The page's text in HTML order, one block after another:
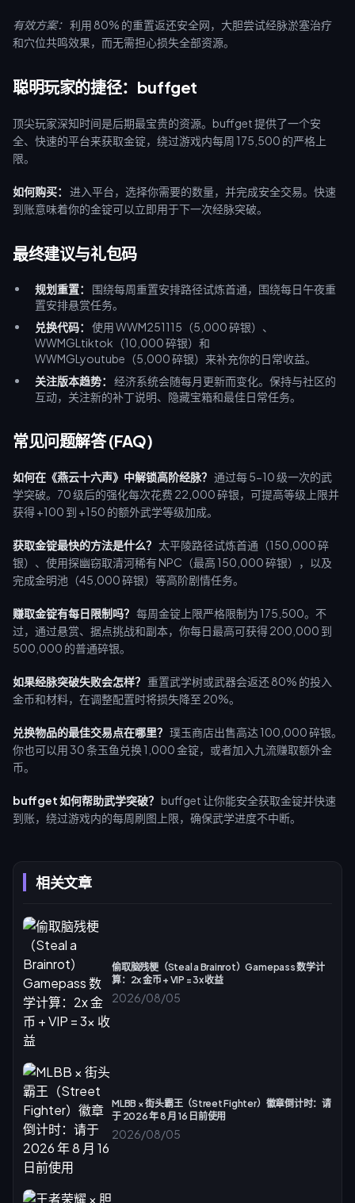
相关文章
偷取脑残梗（Steal a Brainrot）Gamepass 数学计
算：2x 金币 + VIP = 3x 收益
2026/08/05
MLBB × 街头霸王（Street Fighter）徽章倒计时：请
于 2026 年 8 月 16 日前使用
2026/08/05
有效方案： 利用 80% 的重置返还安全网，大胆尝试经脉淤塞治疗
和穴位共鸣效果，而无需担心损失全部资源。
聪明玩家的捷径：buffget
顶尖玩家深知时间是后期最宝贵的资源。buffget 提供了一个安
全、快速的平台来获取金锭，绕过游戏内每周 175,500 的严格上
限。
如何购买：
进入平台，选择你需要的数量，并完成安全交易。快速
到账意味着你的金锭可以立即用于下一次经脉突破。
最终建议与礼包码
规划重置：
围绕每周重置安排路径试炼首通，围绕每日午夜重
置安排悬赏任务。
兑换代码：
使用 WWM251115（5,000 碎银）、
WWMGLtiktok（10,000 碎银）和
WWMGLyoutube（5,000 碎银）来补充你的日常收益。
关注版本趋势：
经济系统会随每月更新而变化。保持与社区的
互动，关注新的补丁说明、隐藏宝箱和最佳日常任务。
常见问题解答 (FAQ)
如何在《燕云十六声》中解锁高阶经脉？ 通过每 5-10 级一次的武
学突破。70 级后的强化每次花费 22,000 碎银，可提高等级上限并
获得 +100 到 +150 的额外武学等级加成。
获取金锭最快的方法是什么？ 太平陵路径试炼首通（150,000 碎
银）、使用探幽窃取清河稀有 NPC（最高 150,000 碎银），以及
完成金明池（45,000 碎银）等高阶剧情任务。
赚取金锭有每日限制吗？ 每周金锭上限严格限制为 175,500。不
过，通过悬赏、据点挑战和副本，你每日最高可获得 200,000 到
500,000 的普通碎银。
如果经脉突破失败会怎样？ 重置武学树或武器会返还 80% 的投入
金币和材料，在调整配置时将损失降至 20%。
兑换物品的最佳交易点在哪里？ 璞玉商店出售高达 100,000 碎银。
你也可以用 30 条玉鱼兑换 1,000 金锭，或者加入九流赚取额外金
币。
buffget 如何帮助武学突破？ buffget 让你能安全获取金锭并快速
到账，绕过游戏内的每周刷图上限，确保武学进度不中断。